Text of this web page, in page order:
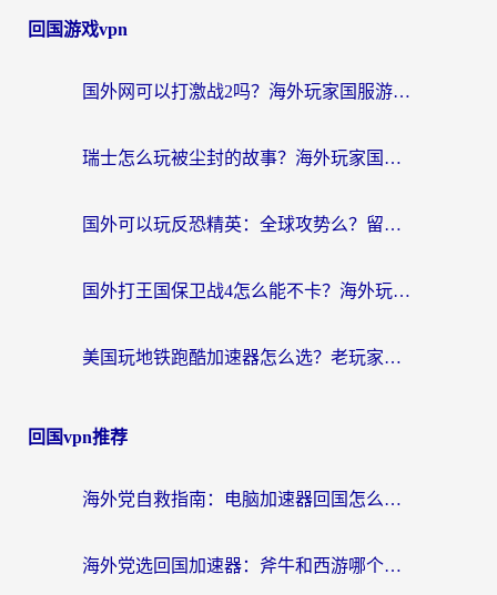
回国游戏vpn
国外网可以打激战2吗？海外玩家国服游戏加速终极指南（附阿根廷玩迷失蔚蓝境外问道解决方案）
瑞士怎么玩被尘封的故事？海外玩家国服游戏加速器终极指南（附星战前夜三国杀加速方案）
国外可以玩反恐精英：全球攻势么？留学生亲测好用的国服游戏加速器全攻略
国外打王国保卫战4怎么能不卡？海外玩家国服游戏流畅指南（附澳大利亚保卫萝卜4俄罗斯碧蓝航线解决方案）
美国玩地铁跑酷加速器怎么选？老玩家亲测的避坑指南与实用技巧
回国vpn推荐
海外党自救指南：电脑加速器回国怎么选？轻松解决国内资源访问难题
海外党选回国加速器：斧牛和西游哪个好？附Windows免费试用&实用避坑指南